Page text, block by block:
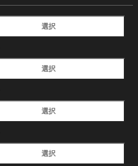
選択
選択
選択
選択